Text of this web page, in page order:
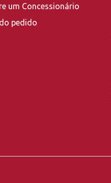
um Concessionário
pedido